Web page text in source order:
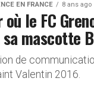
EN FRANCE 8 ans ago
où le FC
mascotte
de
Valentin 2016.